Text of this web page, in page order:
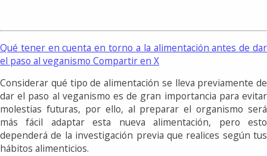
Qué tener en cuenta en torno a la alimentación antes de dar
el paso al veganismo Compartir en X
Considerar qué tipo de alimentación se lleva previamente de
dar el paso al veganismo es de gran importancia para evitar
molestias futuras, por ello, al preparar el organismo será
más fácil adaptar esta nueva alimentación, pero esto
dependerá de la investigación previa que realices según tus
hábitos alimenticios.